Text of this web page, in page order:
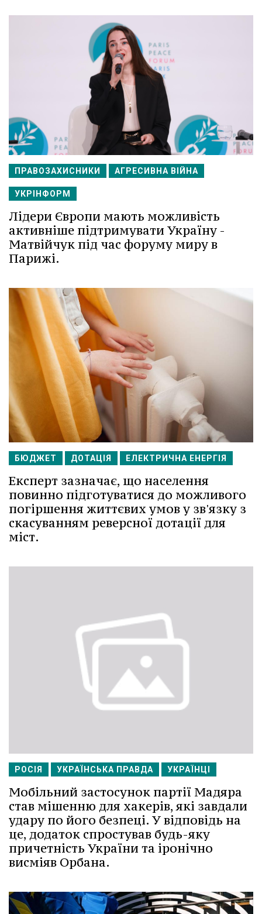
ПРАВОЗАХИСНИКИ АГРЕСИВНА ВІЙНА
УКРІНФОРМ
Лідери Європи мають можливість
активніше підтримувати Україну -
Матвійчук під час форуму миру в
Парижі.
БЮДЖЕТ ДОТАЦІЯ ЕЛЕКТРИЧНА ЕНЕРГІЯ
Експерт зазначає, що населення
повинно підготуватися до можливого
погіршення життєвих умов у зв'язку з
скасуванням реверсної дотації для
міст.
РОСІЯ УКРАЇНСЬКА ПРАВДА УКРАЇНЦІ
Мобільний застосунок партії Мадяра
став мішенню для хакерів, які завдали
удару по його безпеці. У відповідь на
це, додаток спростував будь-яку
причетність України та іронічно
висміяв Орбана.